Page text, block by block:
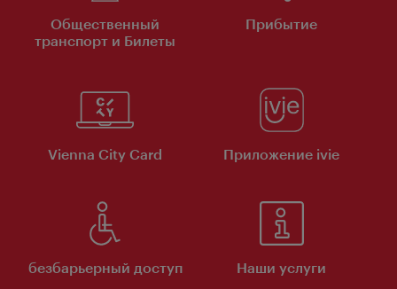
Общественный
транспорт и Билеты
Прибытие
Vienna City Card Приложение ivie
безбарьерный доступ Наши услуги